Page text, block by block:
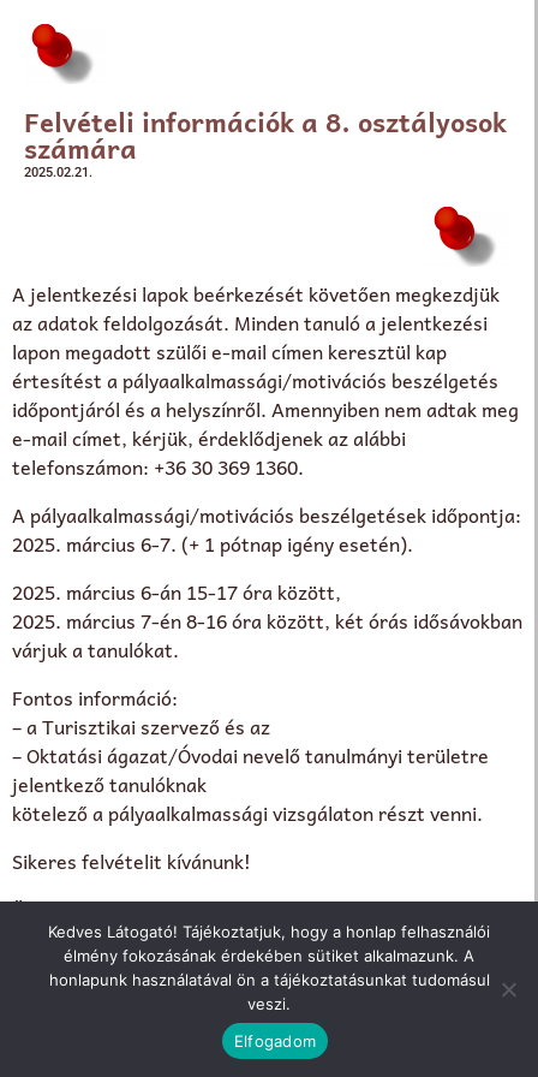
Felvételi információk a 8. osztályosok
számára
2025.02.21.
A jelentkezési lapok beérkezését követően megkezdjük
az adatok feldolgozását. Minden tanuló a jelentkezési
lapon megadott szülői e-mail címen keresztül kap
értesítést a pályaalkalmassági/motivációs beszélgetés
időpontjáról és a helyszínről. Amennyiben nem adtak meg
e-mail címet, kérjük, érdeklődjenek az alábbi
telefonszámon: +36 30 369 1360.
A pályaalkalmassági/motivációs beszélgetések időpontja:
2025. március 6-7. (+ 1 pótnap igény esetén).
2025. március 6-án 15-17 óra között,
2025. március 7-én 8-16 óra között, két órás idősávokban
várjuk a tanulókat.
Fontos információ:
– a Turisztikai szervező és az
– Oktatási ágazat/Óvodai nevelő tanulmányi területre
jelentkező tanulóknak
kötelező a pályaalkalmassági vizsgálaton részt venni.
Sikeres felvételit kívánunk!
Üdvözlettel
BGSZC Pesterzsébeti Technikum
Kedves Látogató! Tájékoztatjuk, hogy a honlap felhasználói
élmény fokozásának érdekében sütiket alkalmazunk. A
honlapunk használatával ön a tájékoztatásunkat tudomásul
veszi.
Elfogadom